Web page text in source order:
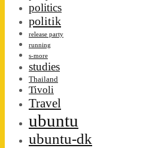
politics
politik
release party
running
s-more
studies
Thailand
Tivoli
Travel
ubuntu
ubuntu-dk